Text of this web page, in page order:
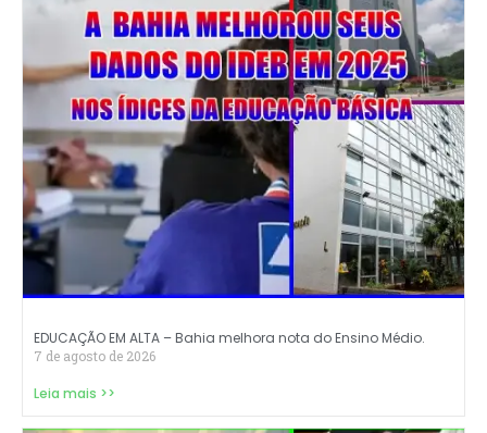
EDUCAÇÃO EM ALTA – Bahia melhora nota do Ensino Médio.
7 de agosto de 2026
Leia mais >>